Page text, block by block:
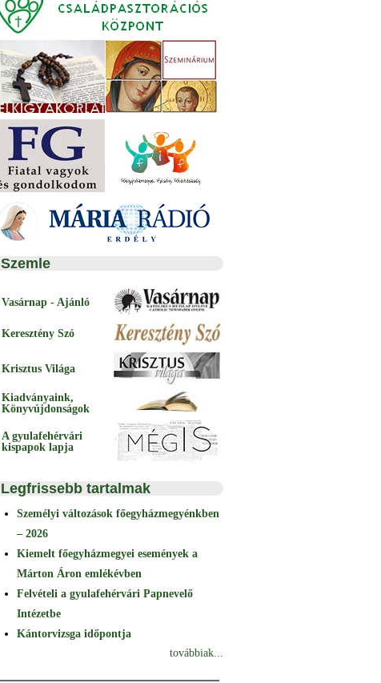
Szemle
Vasárnap - Ajánló
Keresztény Szó
Krisztus Világa
Kiadványaink,
Könyvújdonságok
A gyulafehérvári
kispapok lapja
Legfrissebb tartalmak
Személyi változások főegyházmegyénkben
– 2026
Kiemelt főegyházmegyei események a
Márton Áron emlékévben
Felvételi a gyulafehérvári Papnevelő
Intézetbe
Kántorvizsga időpontja
továbbiak...